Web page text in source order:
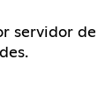
servidor de